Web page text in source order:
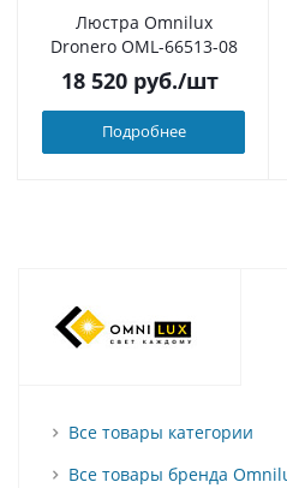
Люстра Omnilux
Dronero OML-66513-08
18 520руб./шт
Подробнее
Все товары категории
Все товары бренда